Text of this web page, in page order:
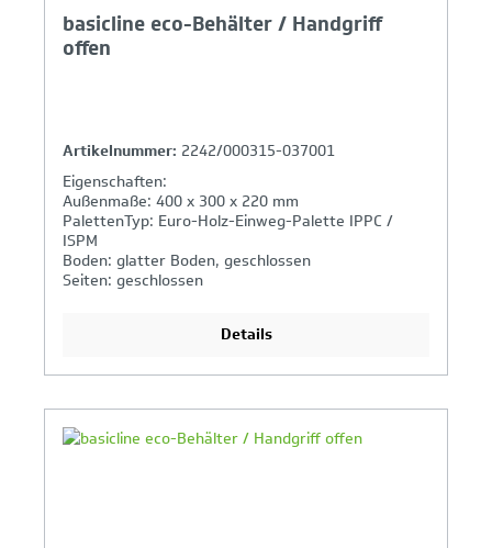
basicline eco-Behälter / Handgriff
offen
Artikelnummer: 2242/000315-037001
Eigenschaften:
Außenmaße: 400 x 300 x 220 mm
PalettenTyp: Euro-Holz-Einweg-Palette IPPC /
ISPM
Boden: glatter Boden, geschlossen
Seiten: geschlossen
Details
Ihr Produktvergleich ist voll